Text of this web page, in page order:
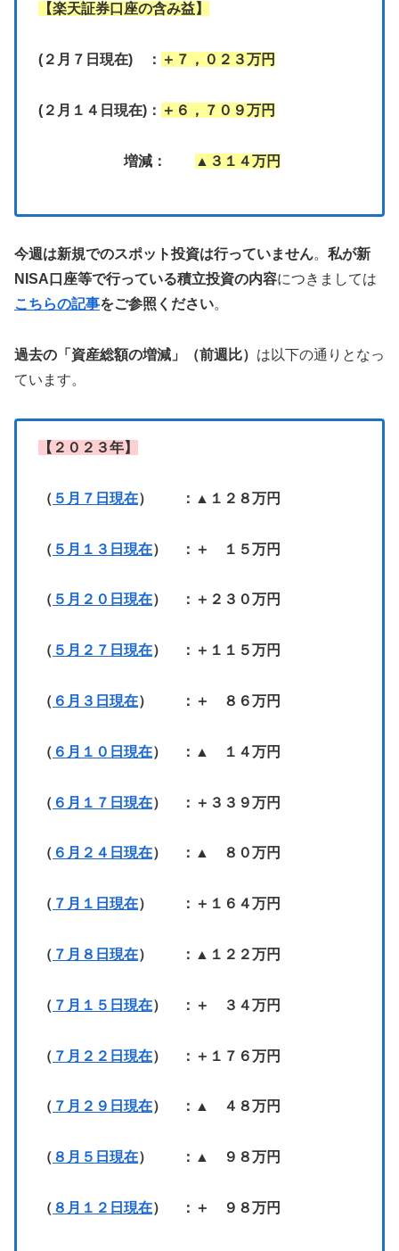
【楽天証券口座の含み益】
(２月７日現在) ： ＋７，０２３万円
(２月１４日現在)： ＋６，７０９万円
増減： ▲３１４万円
今週は新規でのスポット投資は行っていません。 私が新
NISA口座等で行っている積立投資の内容につきましては
こちらの記事をご参照ください。
過去の「資産総額の増減」（前週比） は以下の通りとなっ
ています。
【２０２３年】
（ ５月７日現在） ：▲１２８万円
（ ５月１３日現在） ：＋ １５万円
（ ５月２０日現在） ：＋２３０万円
（ ５月２７日現在） ：＋１１５万円
（ ６月３日現在） ：＋ ８６万円
（ ６月１０日現在） ：▲ １４万円
（ ６月１７日現在） ：＋３３９万円
（ ６月２４日現在） ：▲ ８０万円
（ ７月１日現在） ：＋１６４万円
（ ７月８日現在） ：▲１２２万円
（ ７月１５日現在） ：＋ ３４万円
（ ７月２２日現在） ：＋１７６万円
（ ７月２９日現在） ：▲ ４８万円
（ ８月５日現在） ：▲ ９８万円
（ ８月１２日現在） ：＋ ９８万円